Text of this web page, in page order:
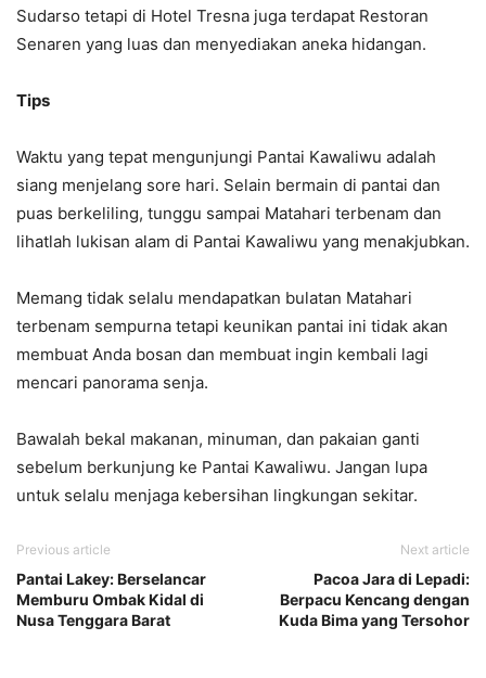
Sudarso tetapi di Hotel Tresna juga terdapat Restoran
Senaren yang luas dan menyediakan aneka hidangan.
Tips
Waktu yang tepat mengunjungi Pantai Kawaliwu adalah
siang menjelang sore hari. Selain bermain di pantai dan
puas berkeliling, tunggu sampai Matahari terbenam dan
lihatlah lukisan alam di Pantai Kawaliwu yang menakjubkan.
Memang tidak selalu mendapatkan bulatan Matahari
terbenam sempurna tetapi keunikan pantai ini tidak akan
membuat Anda bosan dan membuat ingin kembali lagi
mencari panorama senja.
Bawalah bekal makanan, minuman, dan pakaian ganti
sebelum berkunjung ke Pantai Kawaliwu. Jangan lupa
untuk selalu menjaga kebersihan lingkungan sekitar.
Previous article
Pantai Lakey: Berselancar
Memburu Ombak Kidal di
Nusa Tenggara Barat
Next article
Pacoa Jara di Lepadi:
Berpacu Kencang dengan
Kuda Bima yang Tersohor